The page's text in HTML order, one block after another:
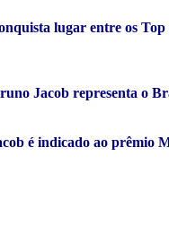
lugar entre os
Jacob representa o
é indicado ao prêmio